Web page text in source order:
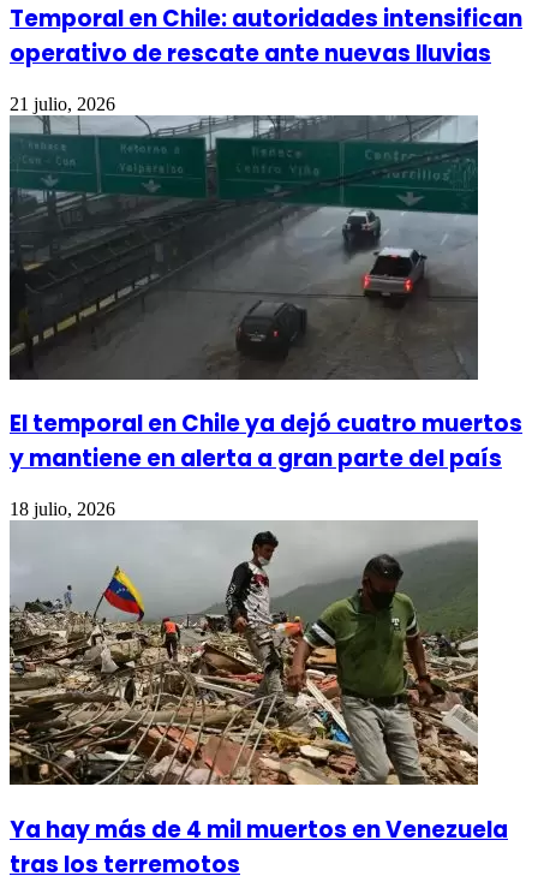
Temporal en Chile: autoridades intensifican
operativo de rescate ante nuevas lluvias
21 julio, 2026
El temporal en Chile ya dejó cuatro muertos
y mantiene en alerta a gran parte del país
18 julio, 2026
Ya hay más de 4 mil muertos en Venezuela
tras los terremotos